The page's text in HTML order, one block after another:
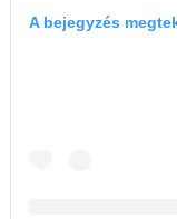
A bejegyzés